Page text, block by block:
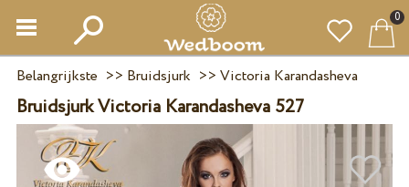
0
Belangrijkste >> Bruidsjurk >> Victoria Karandasheva
Bruidsjurk Victoria Karandasheva 527